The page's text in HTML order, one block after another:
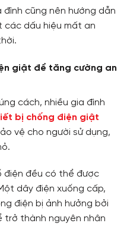
cũng nên hướng dẫn
các dấu hiệu mất an
giật để tăng cường an
cách, nhiều gia đình
bị chống điện giật
vệ cho người sử dụng,
điện đều có thể được
dây điện xuống cấp,
điện bị ảnh hưởng bởi
trở thành nguyên nhân